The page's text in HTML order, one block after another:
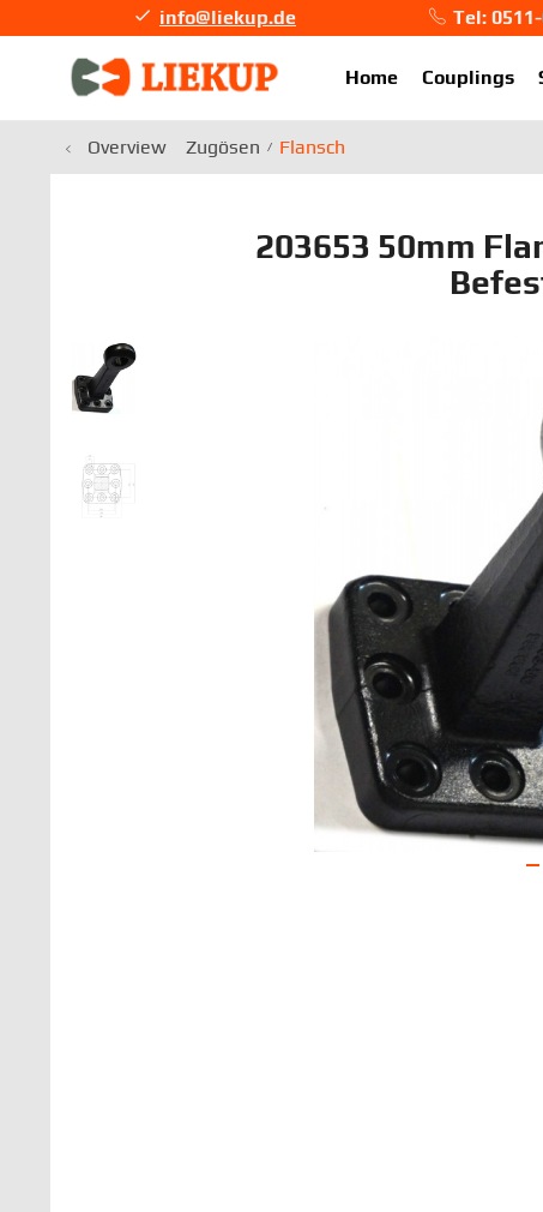
info@liekup.de
Tel:
Home
Couplings
Overview Zugösen Flansch
203653 50mm